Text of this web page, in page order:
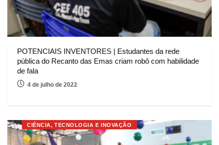
POTENCIAIS INVENTORES | Estudantes da rede
pública do Recanto das Emas criam robô com habilidade
de fala
4 de julho de 2022
CIÊNCIA, TECNOLOGIA E INOVAÇÃO